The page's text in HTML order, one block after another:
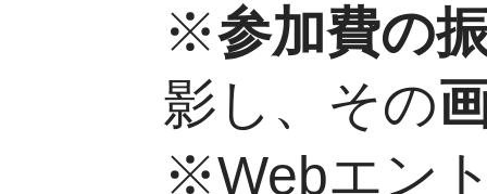
※参加費の
影し、その
※Webエン